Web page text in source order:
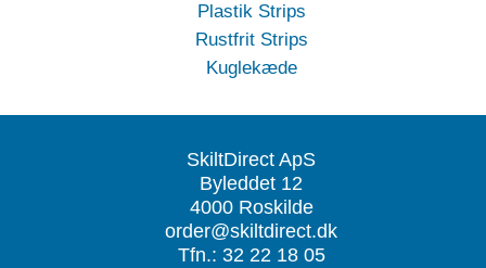
Plastik Strips
Rustfrit Strips
Kuglekæde
SkiltDirect ApS
Byleddet 12
4000 Roskilde
order@skiltdirect.dk
Tfn.: 32 22 18 05